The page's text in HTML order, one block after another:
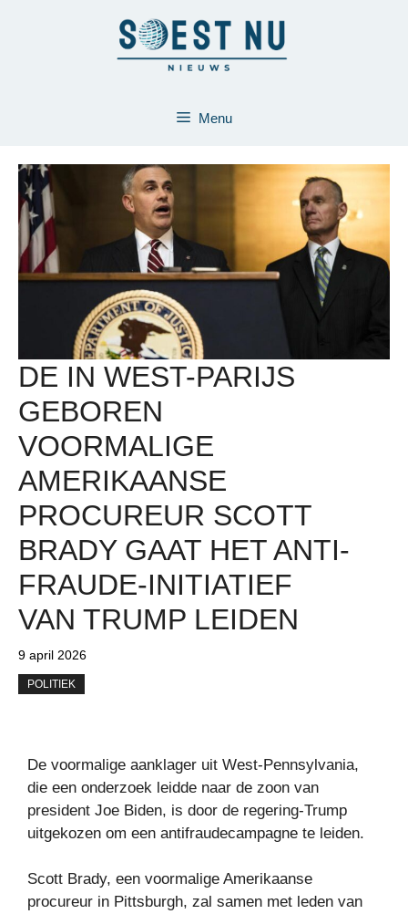
Menu
DE IN WEST-PARIJS
GEBOREN
VOORMALIGE
AMERIKAANSE
PROCUREUR SCOTT
BRADY GAAT HET ANTI-
FRAUDE-INITIATIEF
VAN TRUMP LEIDEN
9 april 2026
POLITIEK
De voormalige aanklager uit West-Pennsylvania,
die een onderzoek leidde naar de zoon van
president Joe Biden, is door de regering-Trump
uitgekozen om een ​​antifraudecampagne te leiden.
Scott Brady, een voormalige Amerikaanse
procureur in Pittsburgh, zal samen met leden van